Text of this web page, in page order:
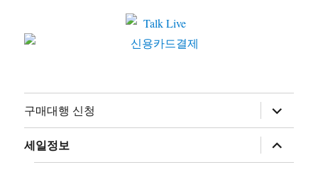
구매대행 신청
위
메
뉴
확
장
세일정보
위
메